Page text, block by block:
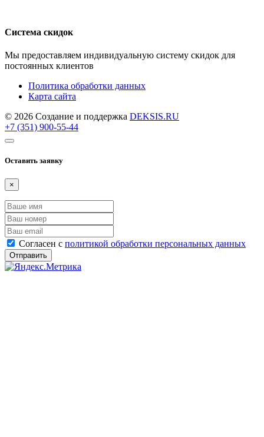
Система скидок
Мы предоставляем индивидуальную систему скидок для
постоянных клиентов
Политика обработки данных
Карта сайта
© 2026 Создание и поддержка DEKSIS.RU
+7 (351) 900-55-44
Оставить заявку
×
Согласен с политикой обработки персональных данных
Отправить